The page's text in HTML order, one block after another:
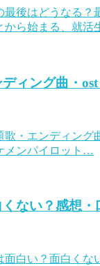
後はどうなる
から始まる、就活
ィング曲・
・エンディン
メンパイロット…
ない？感想・
白い？面白く